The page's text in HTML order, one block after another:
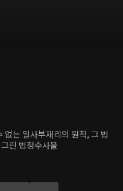
없는 일사부재리의 원칙, 그 법
린 법정수사물